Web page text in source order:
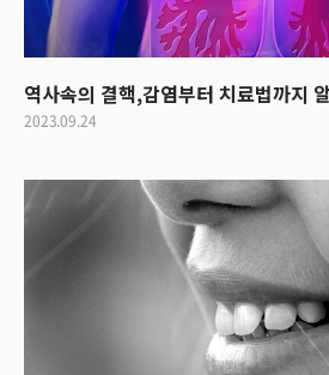
역사속의 결핵,감염부터 치료법까지
2023.09.24